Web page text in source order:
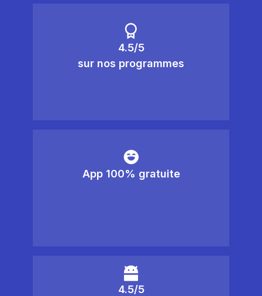
4.5/5
sur nos programmes
App 100% gratuite
4.5/5